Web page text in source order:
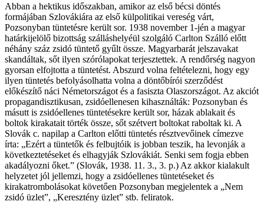
Abban a hektikus időszakban, amikor az első bécsi döntés
formájában Szlovákiára az első külpolitikai vereség várt,
Pozsonyban tüntetésre került sor. 1938 november 1-jén a magyar
határkijelölő bizottság szálláshelyéül szolgáló Carlton Szálló előtt
néhány száz zsidó tüntető gyűlt össze. Magyarbarát jelszavakat
skandáltak, sőt ilyen szórólapokat terjesztettek. A rendőrség nagyon
gyorsan elfojtotta a tüntetést. Abszurd volna feltételezni, hogy egy
ilyen tüntetés befolyásolhatta volna a döntőbírói szerződést
előkészítő náci Németországot és a fasiszta Olaszországot. Az akciót
propagandisztikusan, zsidóellenesen kihasználták: Pozsonyban és
másutt is zsidóellenes tüntetésekre került sor, házak ablakait és
boltok kirakatait törték össze, sőt szétvert boltokat raboltak ki. A
Slovák c. napilap a Carlton előtti tüntetés résztvevőinek címezve
írta: „Ezért a tüntetők és felbujtóik is jobban teszik, ha le­vonják a
következtetéseket és elhagyják Szlovákiát. Senki sem fogja ebben
akadályozni őket.” (Slovák, 1938. 11. 3., 3. p.) Az akkor kialakult
helyzetet jól jellemzi, hogy a zsidóellenes tüntetéseket és
kirakatrombolásokat követően Pozsonyban megjelentek a „Nem
zsidó üzlet”, „Keresztény üzlet” stb. feliratok.